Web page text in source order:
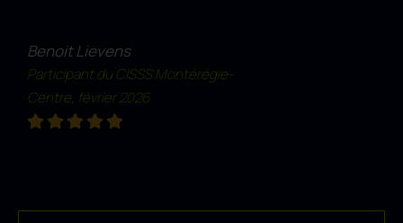
Benoit Lievens
Participant du CISSS Montérégie-
Centre, février 2026